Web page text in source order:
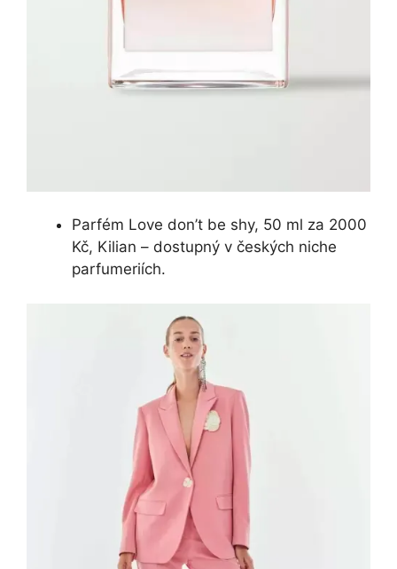
Parfém Love don’t be shy, 50 ml za 2000
Kč, Kilian – dostupný v českých niche
parfumeriích.